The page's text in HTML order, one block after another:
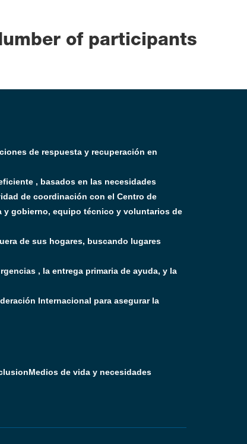
of participants
de respuesta y recuperación en
, basados en las necesidades
de coordinación con el Centro de
y gobierno, equipo técnico y voluntarios de
de sus hogares, buscando lugares
, la entrega primaria de ayuda, y la
Internacional para asegurar la
Medios de vida y necesidades